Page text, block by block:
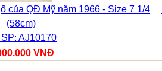
của QĐ Mỹ năm 1966 - Size 7 1/4
(58cm)
SP: AJ10170
VNĐ